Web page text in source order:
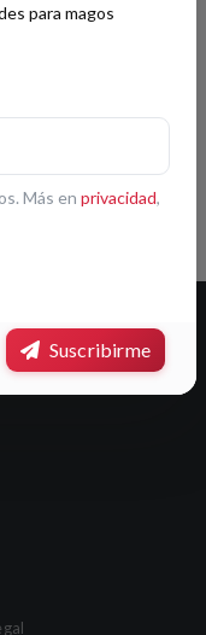
para magos
Más en privacidad,
Suscribirme